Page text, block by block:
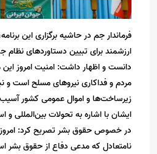
فرماندار جم در حاشیه برگزاری این
ارزشمند برای تبیین دستاوردهای نظام
دانست و اظهار داشت: امنیت امروز
مردم و فداکاری نیروهای مسلح است و
زیرساخت‌ها و اموال عمومی کشور
ایشان با اشاره به تحولات بین‌المللی و
در خصوص حقوق بشر تصریح کرد:
نامتعادل که مدعی دفاع از حقوق بشر